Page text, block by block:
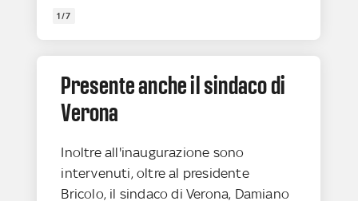
1/7
Presente anche il sindaco di
Verona
Inoltre all'inaugurazione sono
intervenuti, oltre al presidente
Bricolo, il sindaco di Verona, Damiano